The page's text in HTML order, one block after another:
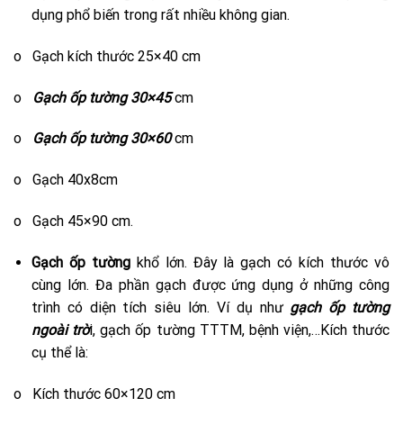
dụng phổ biến trong rất nhiều không gian.
o Gạch kích thước 25×40 cm
o Gạch ốp tường 30×45cm
o Gạch ốp tường 30×60cm
o Gạch 40x8cm
o Gạch 45×90 cm.
Gạch ốp tườngkhổ lớn. Đây là gạch có kích thước vô
cùng lớn. Đa phần gạch được ứng dụng ở những công
trình có diện tích siêu lớn. Ví dụ như gạch ốp tường
ngoài trời, gạch ốp tường TTTM, bệnh viện,…Kích thước
cụ thể là:
o Kích thước 60×120 cm